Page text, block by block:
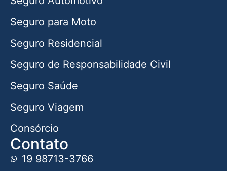
Seguro para Moto
Seguro Residencial
Seguro de Responsabilidade Civil
Seguro Saúde
Seguro Viagem
Consórcio
Contato
19 98713-3766